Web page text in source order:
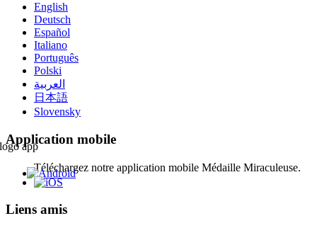
English
Deutsch
Español
Italiano
Português
Polski
العربية
日本語
Slovensky
Application mobile
Téléchargez notre application mobile Médaille Miraculeuse.
Liens amis